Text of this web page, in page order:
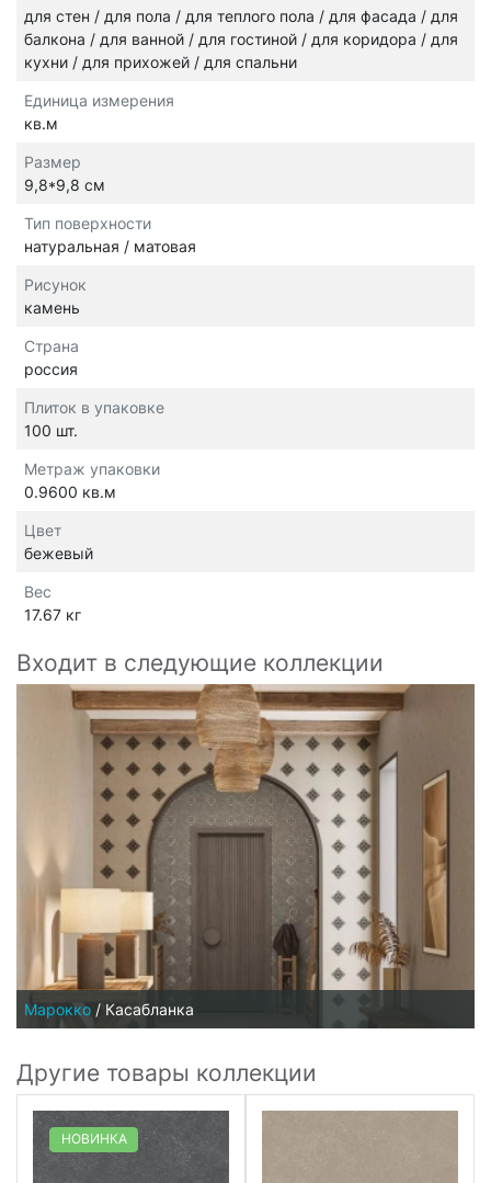
для стен / для пола / для теплого пола / для фасада / для
балкона / для ванной / для гостиной / для коридора / для
кухни / для прихожей / для спальни
Единица измерения
кв.м
Размер
9,8*9,8 см
Тип поверхности
натуральная / матовая
Рисунок
камень
Страна
россия
Плиток в упаковке
100 шт.
Метраж упаковки
0.9600 кв.м
Цвет
бежевый
Вес
17.67 кг
Входит в следующие коллекции
Марокко / Касабланка
Другие товары коллекции
НОВИНКА